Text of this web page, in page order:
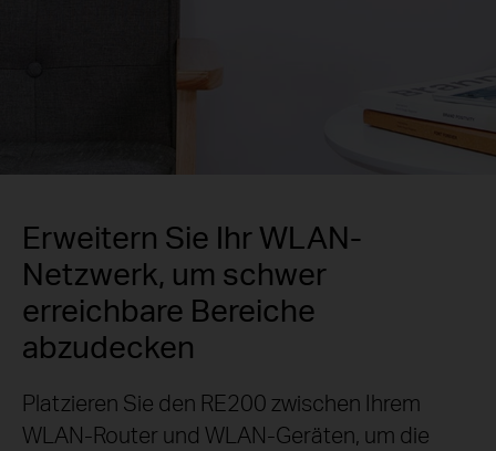
Erweitern Sie Ihr WLAN-
Netzwerk, um schwer
erreichbare Bereiche
abzudecken
Platzieren Sie den RE200 zwischen Ihrem
WLAN-Router und WLAN-Geräten, um die